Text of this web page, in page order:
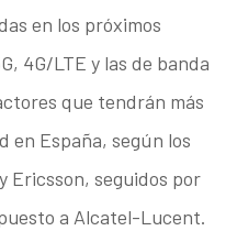
en los próximos
4G/LTE y las de banda
que tendrán más
en España, según los
Ericsson, seguidos por
a Alcatel-Lucent.